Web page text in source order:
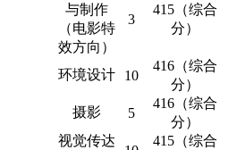
与制作
（电影特
效方向）
3
415（综合
分）
环境设计 10
416（综合
分）
摄影 5
416（综合
分）
视觉传达
415（综合